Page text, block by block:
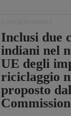
Inclusi due
indiani nel
UE degli
riciclaggio
proposto